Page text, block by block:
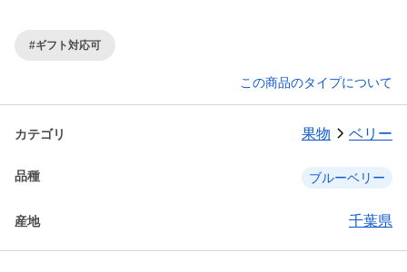
#ギフト対応可
この商品のタイプについて
カテゴリ 果物 ベリー
品種 ブルーベリー
産地 千葉県